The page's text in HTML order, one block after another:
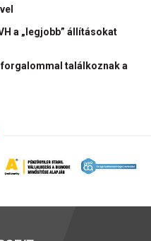
a „legjobb” állításokat
találkoznak a